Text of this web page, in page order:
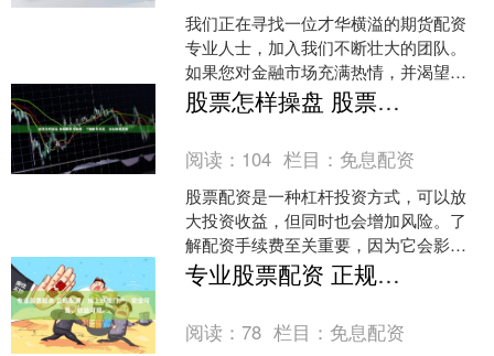
我们正在寻找一位才华横溢的期货配资
专业人士，加入我们不断壮大的团队。
如果您对金融市场充满热情，并渴望在
快节奏的环境中取得成功，那么这个职
位非常适合您。 * **....
股票怎样操盘 股票配资手续费：了解配资成本，优化投资策略
阅读： 104 栏目： 免息配资
股票配资是一种杠杆投资方式，可以放
大投资收益，但同时也会增加风险。了
解配资手续费至关重要，因为它会影响
投资者的整体成本和收益。 * **资金放
大：**配资网提供....
专业股票配资 正规配资，线上炒股门户，安全可靠，收益可观
阅读：78 栏目： 免息配资